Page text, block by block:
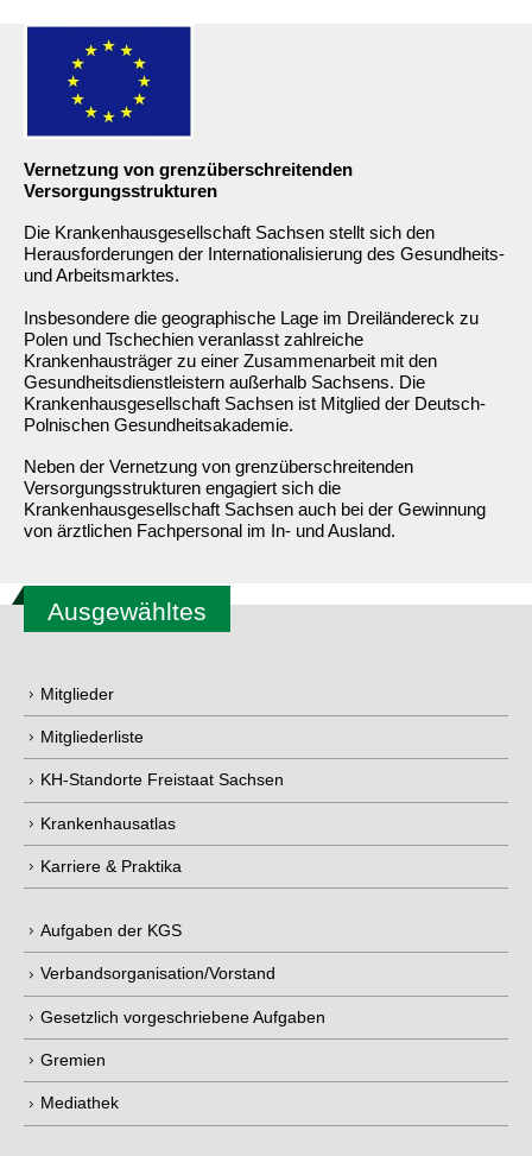
Vernetzung von grenzüberschreitenden
Versorgungsstrukturen
Die Krankenhausgesellschaft Sachsen stellt sich den
Herausforderungen der Internationalisierung des Gesundheits-
und Arbeitsmarktes.
Insbesondere die geographische Lage im Dreiländereck zu
Polen und Tschechien veranlasst zahlreiche
Krankenhausträger zu einer Zusammenarbeit mit den
Gesundheitsdienstleistern außerhalb Sachsens. Die
Krankenhausgesellschaft Sachsen ist Mitglied der Deutsch-
Polnischen Gesundheitsakademie.
Neben der Vernetzung von grenzüberschreitenden
Versorgungsstrukturen engagiert sich die
Krankenhausgesellschaft Sachsen auch bei der Gewinnung
von ärztlichen Fachpersonal im In- und Ausland.
Ausgewähltes
Mitglieder
Mitgliederliste
KH-Standorte Freistaat Sachsen
Krankenhausatlas
Karriere & Praktika
Aufgaben der KGS
Verbandsorganisation/Vorstand
Gesetzlich vorgeschriebene Aufgaben
Gremien
Mediathek